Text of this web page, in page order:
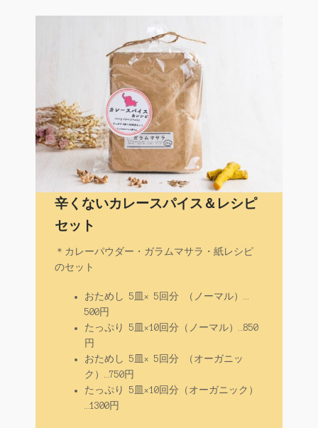
辛くないカレースパイス＆レシピ
セット
＊カレーパウダー・ガラムマサラ・紙レシピ
のセット
おためし 5皿× 5回分 （ノーマル）…
500円
たっぷり 5皿×10回分（ノーマル）…850
円
おためし 5皿× 5回分 （オーガニッ
ク）…750円
たっぷり 5皿×10回分（オーガニック）
…1300円